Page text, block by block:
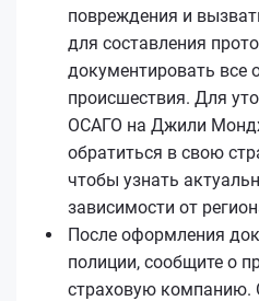
повреждения и
для составления
документировать все
происшествия. Для
ОСАГО на Джили
обратиться в свою
чтобы узнать
зависимости от
После оформления
полиции, сообщите о
страховую компанию.